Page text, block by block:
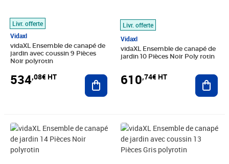
Livr. offerte
Vidaxl
vidaXL Ensemble de canapé de
jardin avec coussin 9 Pièces
Noir polyrotin
534,08€ HT Ajouter au panier
Livr. offerte
Vidaxl
vidaXL Ensemble de canapé de
jardin 10 Pièces Noir Poly rotin
610,74€ HT
Prix 652,41€ HT Prix 614,91€ HT